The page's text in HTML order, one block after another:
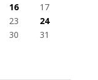
16
17
23
24
30
31